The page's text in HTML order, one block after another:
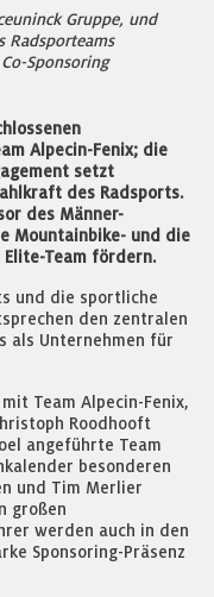
Gruppe, und
Radsporteams
Sponsoring
Alpecin-Fenix; die
setzt
des Radsports.
des Männer-
Mountainbike- und die
Elite-Team fördern.
und die sportliche
den zentralen
als Unternehmen für
Team Alpecin-Fenix,
Roodhooft
angeführte Team
besonderen
und Tim Merlier
großen
werden auch in den
Sponsoring-Präsenz